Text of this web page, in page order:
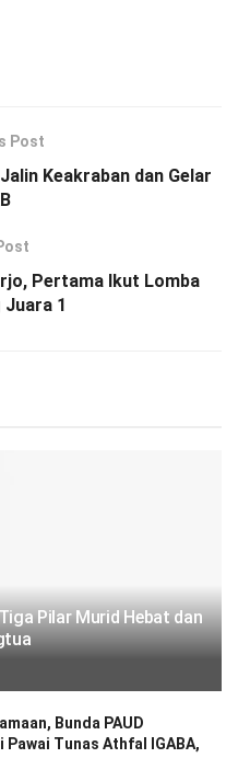
Post
Keakraban dan Gelar
Pertama Ikut Lomba
Juara 1
Pilar Murid Hebat dan
Bunda PAUD
Tunas Athfal IGABA,